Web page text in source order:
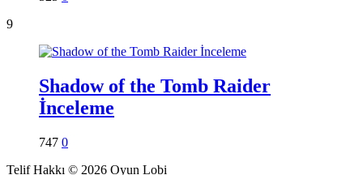
9
Shadow of the Tomb Raider
İnceleme
747 0
Telif Hakkı © 2026 Oyun Lobi